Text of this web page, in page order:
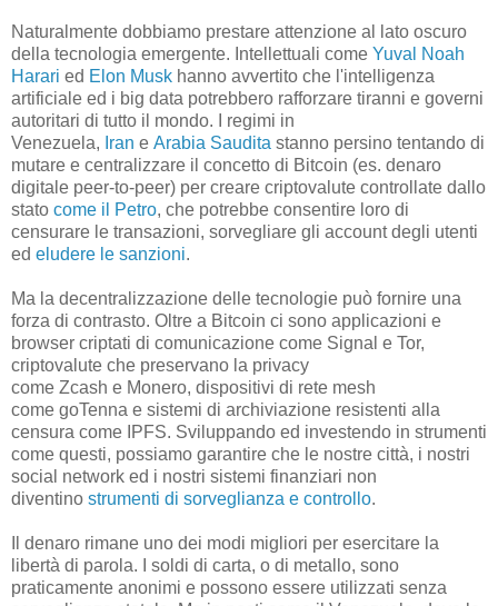
Naturalmente dobbiamo prestare attenzione al lato oscuro
della tecnologia emergente. Intellettuali come Yuval Noah
Harari ed Elon Musk hanno avvertito che l'intelligenza
artificiale ed i big data potrebbero rafforzare tiranni e governi
autoritari di tutto il mondo. I regimi in
Venezuela, Iran e Arabia Saudita stanno persino tentando di
mutare e centralizzare il concetto di Bitcoin (es. denaro
digitale peer-to-peer) per creare criptovalute controllate dallo
stato come il Petro, che potrebbe consentire loro di
censurare le transazioni, sorvegliare gli account degli utenti
ed eludere le sanzioni.
Ma la decentralizzazione delle tecnologie può fornire una
forza di contrasto. Oltre a Bitcoin ci sono applicazioni e
browser criptati di comunicazione come Signal e Tor,
criptovalute che preservano la privacy
come Zcash e Monero, dispositivi di rete mesh
come goTenna e sistemi di archiviazione resistenti alla
censura come IPFS. Sviluppando ed investendo in strumenti
come questi, possiamo garantire che le nostre città, i nostri
social network ed i nostri sistemi finanziari non
diventino strumenti di sorveglianza e controllo.
Il denaro rimane uno dei modi migliori per esercitare la
libertà di parola. I soldi di carta, o di metallo, sono
praticamente anonimi e possono essere utilizzati senza